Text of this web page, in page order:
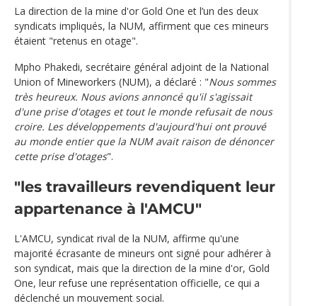
La direction de la mine d'or Gold One et l’un des deux
syndicats impliqués, la NUM, affirment que ces mineurs
étaient "retenus en otage".
Mpho Phakedi, secrétaire général adjoint de la National
Union of Mineworkers (NUM), a déclaré : "Nous sommes
très heureux. Nous avions annoncé qu'il s'agissait
d'une prise d'otages et tout le monde refusait de nous
croire. Les développements d'aujourd'hui ont prouvé
au monde entier que la NUM avait raison de dénoncer
cette prise d'otages".
"les travailleurs revendiquent leur
appartenance à l'AMCU"
L'AMCU, syndicat rival de la NUM, affirme qu'une
majorité écrasante de mineurs ont signé pour adhérer à
son syndicat, mais que la direction de la mine d'or, Gold
One, leur refuse une représentation officielle, ce qui a
déclenché un mouvement social.